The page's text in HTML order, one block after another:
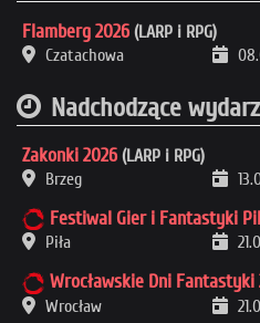
Flamberg 2026 (LARP i RPG)
Czatachowa
Nadchodzące
Zakonki 2026 (LARP i RPG)
Brzeg
Festiwal Gier i Fantastyki
Piła
Wrocławskie Dni Fantastyki
Wrocław